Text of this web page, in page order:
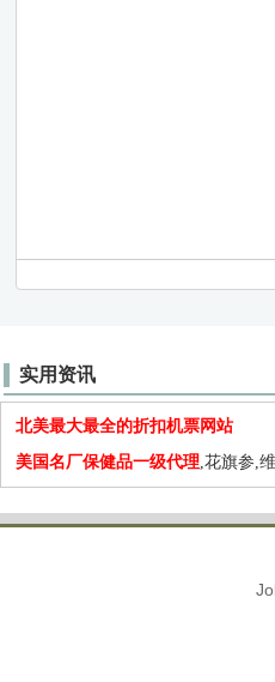
实用资讯
北美最大最全的折扣机票网站
美国名厂保健品一级代理,花旗参,